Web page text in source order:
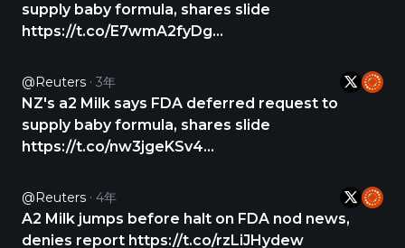
supply baby formula, shares slide
https://t.co/E7wmA2fyDg
@Reuters 3年
NZ's a2 Milk says FDA deferred request to
supply baby formula, shares slide
https://t.co/nw3jgeKSv4
@Reuters 4年
A2 Milk jumps before halt on FDA nod news,
denies report https://t.co/rzLiJHydew